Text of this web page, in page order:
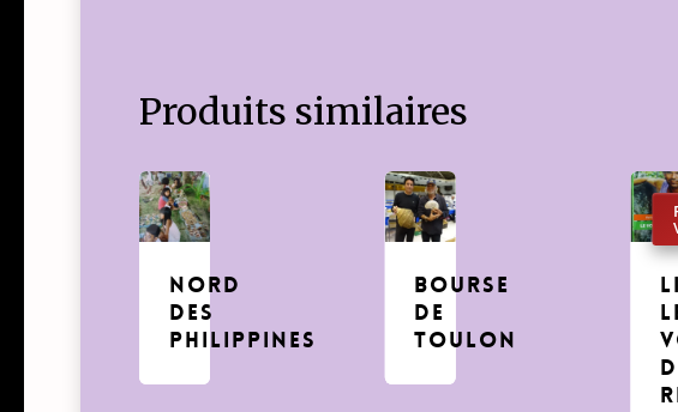
Produits similaires
nord
des
Philippines
BOURSE
DE
TOULON